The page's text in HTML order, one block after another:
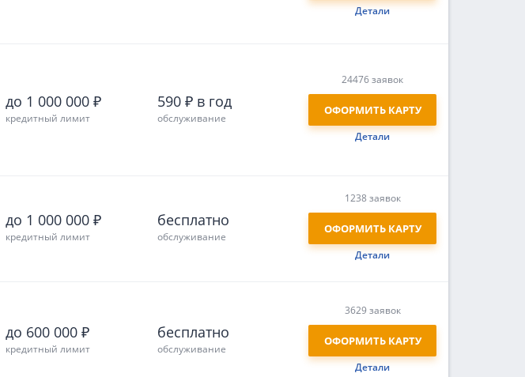
Детали
до 1 000 000 ₽
кредитный лимит
590 ₽ в год
обслуживание
24476 заявок
ОФОРМИТЬ КАРТУ
Детали
до 1 000 000 ₽
кредитный лимит
бесплатно
обслуживание
1238 заявок
ОФОРМИТЬ КАРТУ
Детали
до 600 000 ₽
кредитный лимит
бесплатно
обслуживание
3629 заявок
ОФОРМИТЬ КАРТУ
Детали